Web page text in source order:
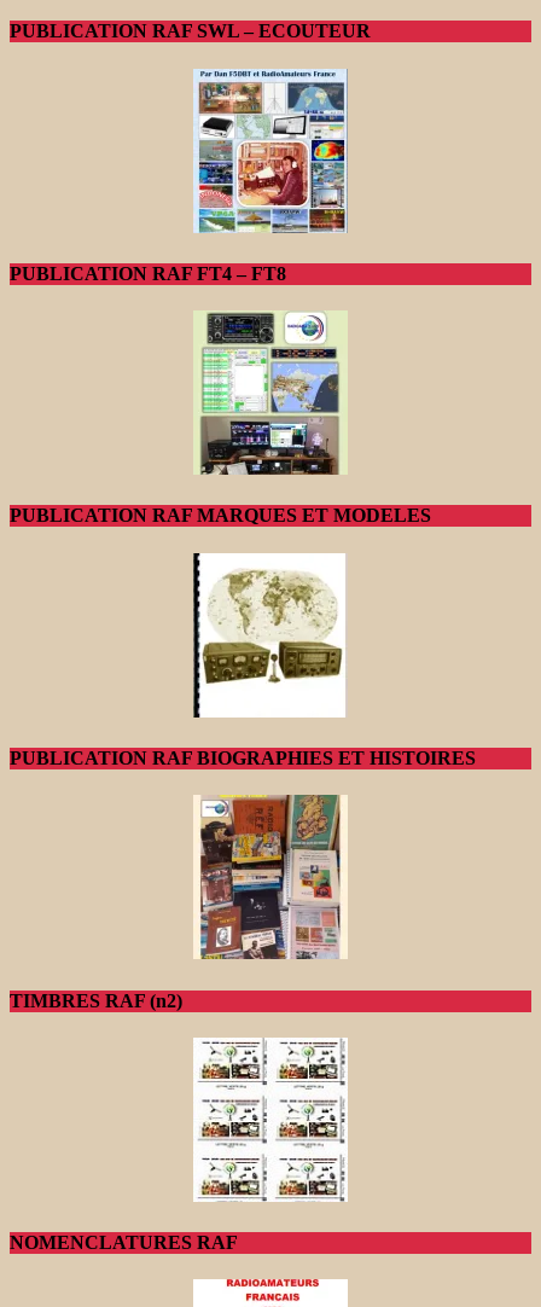
PUBLICATION RAF SWL – ECOUTEUR
PUBLICATION RAF FT4 – FT8
PUBLICATION RAF MARQUES ET MODELES
PUBLICATION RAF BIOGRAPHIES ET HISTOIRES
TIMBRES RAF (n2)
NOMENCLATURES RAF